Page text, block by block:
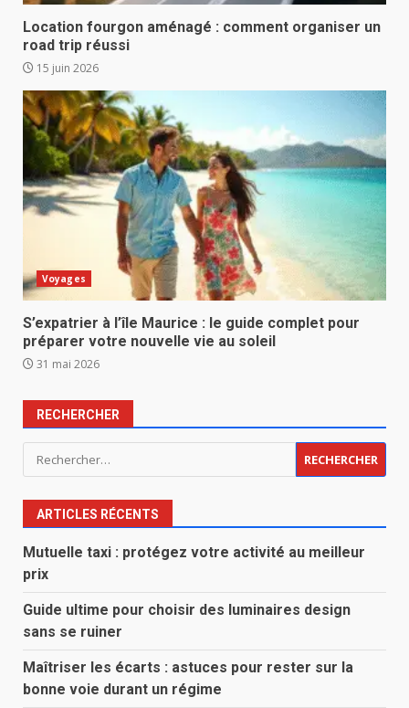
Location fourgon aménagé : comment organiser un
road trip réussi
15 juin 2026
Voyages
S’expatrier à l’île Maurice : le guide complet pour
préparer votre nouvelle vie au soleil
31 mai 2026
RECHERCHER
Rechercher :
ARTICLES RÉCENTS
Mutuelle taxi : protégez votre activité au meilleur
prix
Guide ultime pour choisir des luminaires design
sans se ruiner
Maîtriser les écarts : astuces pour rester sur la
bonne voie durant un régime